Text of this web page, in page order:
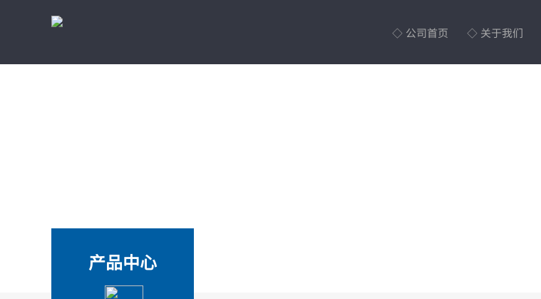
◇ 公司首页 ◇ 关于我们
产品中心